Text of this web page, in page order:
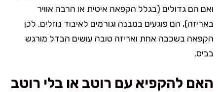
ואם הם גדולים (בגלל הקפאה איטית או הרבה אוויר
באריזה), הם פוגעים במבנה וגורמים לאיבוד נוזלים. לכן
הקפאה בשכבה אחת ואריזה טובה עושים הבדל מורגש
בביס.
האם להקפיא עם רוטב או בלי רוטב